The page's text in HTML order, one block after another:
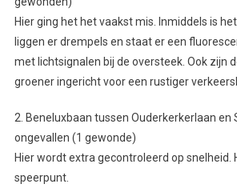
Hier ging het het vaakst mis. Inmiddels is
liggen er drempels en staat er een
met lichtsignalen bij de oversteek. Ook zijn
groener ingericht voor een rustiger
2. Beneluxbaan tussen Ouderkerkerlaan en
ongevallen (1 gewonde)
Hier wordt extra gecontroleerd op snelheid.
speerpunt.